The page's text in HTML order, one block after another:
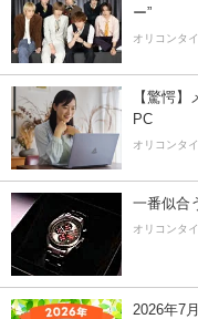
ー”
オリコンタ
【驚愕
PC
オリコンタ
一番似合
オリコンタ
2026年7